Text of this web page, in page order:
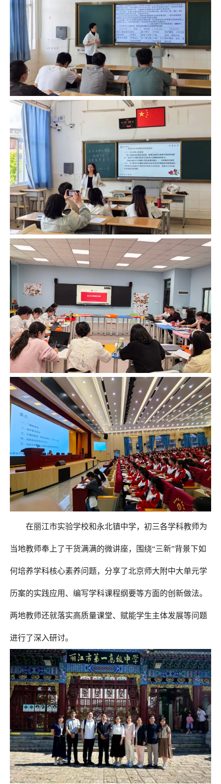
在丽江市实验学校和永北镇中学，初三各学科教师为
当地教师奉上了干货满满的微讲座，围绕“三新”背景下如
何培养学科核心素养问题，分享了北京师大附中大单元学
历案的实践应用、编写学科课程纲要等方面的创新做法。
两地教师还就落实高质量课堂、赋能学生主体发展等问题
进行了深入研讨。